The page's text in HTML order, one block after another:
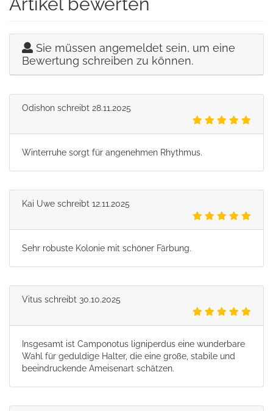
Sie müssen angemeldet sein, um eine
Bewertung schreiben zu können.
Odishon schreibt 28.11.2025
Winterruhe sorgt für angenehmen Rhythmus.
Kai Uwe schreibt 12.11.2025
Sehr robuste Kolonie mit schöner Färbung.
Vitus schreibt 30.10.2025
Insgesamt ist Camponotus ligniperdus eine wunderbare
Wahl für geduldige Halter, die eine große, stabile und
beeindruckende Ameisenart schätzen.